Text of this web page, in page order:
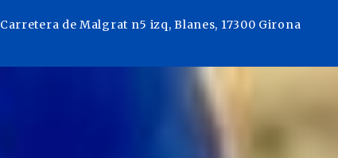
Carretera de Malgrat n5 izq, Blanes, 17300 Girona